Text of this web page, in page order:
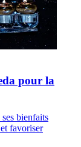
pour la
bienfaits
favoriser